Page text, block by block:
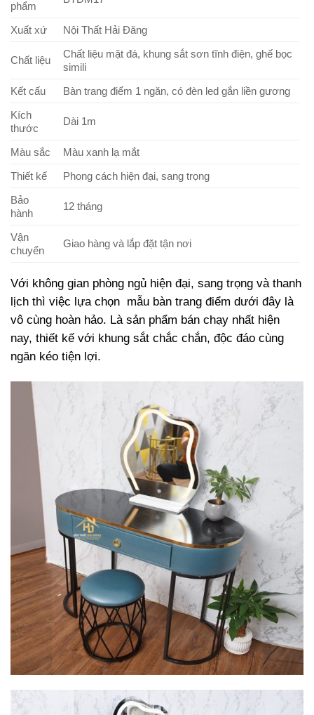
phẩm
Xuất xứ Nội Thất Hải Đăng
Chất liệu
Chất liệu mặt đá, khung sắt sơn tĩnh điện, ghế bọc
simili
Kết cấu
Bàn trang điểm 1 ngăn, có đèn led gắn liền gương
Kích
thước
Dài 1m
Màu sắc
Màu xanh lạ mắt
Thiết kế
Phong cách hiện đại, sang trọng
Bảo
hành
12 tháng
Vận
chuyển
Giao hàng và lắp đặt tận nơi
Với không gian phòng ngủ hiện đại, sang trọng và thanh
lịch thì việc lựa chọn mẫu bàn trang điểm dưới đây là
vô cùng hoàn hảo. Là sản phẩm bán chạy nhất hiện
nay, thiết kế với khung sắt chắc chắn, độc đáo cùng
ngăn kéo tiện lợi.